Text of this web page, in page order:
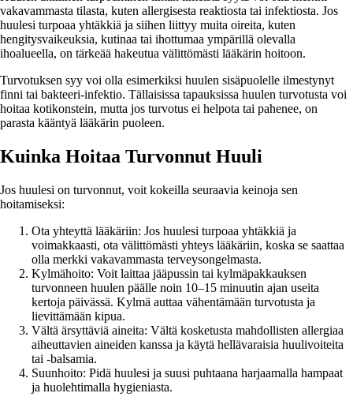
vakavammasta tilasta, kuten allergisesta reaktiosta tai infektiosta. Jos
huulesi turpoaa yhtäkkiä ja siihen liittyy muita oireita, kuten
hengitysvaikeuksia, kutinaa tai ihottumaa ympärillä olevalla
ihoalueella, on tärkeää hakeutua välittömästi lääkärin hoitoon.
Turvotuksen syy voi olla esimerkiksi huulen sisäpuolelle ilmestynyt
finni tai bakteeri-infektio. Tällaisissa tapauksissa huulen turvotusta voi
hoitaa kotikonstein, mutta jos turvotus ei helpota tai pahenee, on
parasta kääntyä lääkärin puoleen.
Kuinka Hoitaa Turvonnut Huuli
Jos huulesi on turvonnut, voit kokeilla seuraavia keinoja sen
hoitamiseksi:
Ota yhteyttä lääkäriin: Jos huulesi turpoaa yhtäkkiä ja
voimakkaasti, ota välittömästi yhteys lääkäriin, koska se saattaa
olla merkki vakavammasta terveysongelmasta.
Kylmähoito: Voit laittaa jääpussin tai kylmäpakkauksen
turvonneen huulen päälle noin 10–15 minuutin ajan useita
kertoja päivässä. Kylmä auttaa vähentämään turvotusta ja
lievittämään kipua.
Vältä ärsyttäviä aineita: Vältä kosketusta mahdollisten allergiaa
aiheuttavien aineiden kanssa ja käytä hellävaraisia huulivoiteita
tai -balsamia.
Suunhoito: Pidä huulesi ja suusi puhtaana harjaamalla hampaat
ja huolehtimalla hygieniasta.